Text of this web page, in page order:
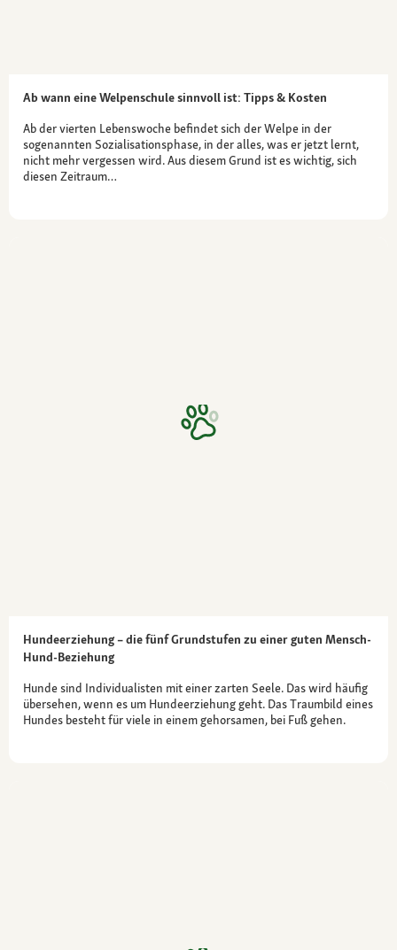
Ab wann eine Welpenschule sinnvoll ist: Tipps & Kosten
Ab der vierten Lebenswoche befindet sich der Welpe in der
sogenannten Sozialisationsphase, in der alles, was er jetzt lernt,
nicht mehr vergessen wird. Aus diesem Grund ist es wichtig, sich
diesen Zeitraum…
Hundeerziehung – die fünf Grundstufen zu einer guten Mensch-
Hund-Beziehung
Hunde sind Individualisten mit einer zarten Seele. Das wird häufig
übersehen, wenn es um Hundeerziehung geht. Das Traumbild eines
Hundes besteht für viele in einem gehorsamen, bei Fuß gehen.